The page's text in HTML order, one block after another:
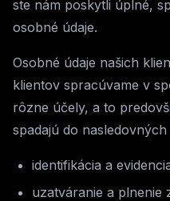
ste nám poskytli úplné,
osobné údaje.
Osobné údaje našich
klientov spracúvame v
rôzne účely, a to
spadajú do
identifikácia a
uzatváranie a